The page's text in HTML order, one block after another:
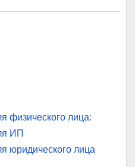
физического лица:
ИП
юридического лица